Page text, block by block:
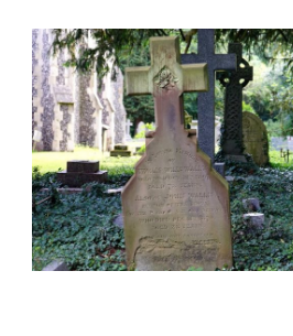
DU
TAJ
MAHAL
À
UN
TRÉSOR
MÉCONNU
DE
L’INDE